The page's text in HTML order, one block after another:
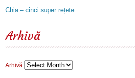
Chia – cinci super rețete
Arhivă
Arhivă